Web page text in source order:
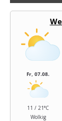
Fr, 07.08.
11 / 21°C
Wolkig